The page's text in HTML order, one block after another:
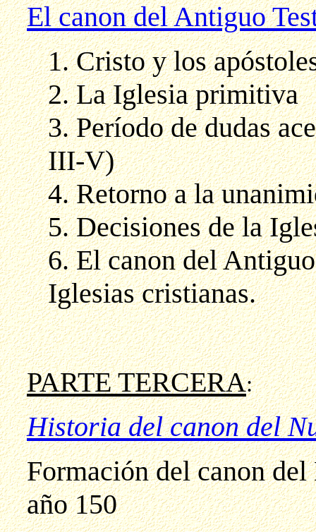
El canon del Antiguo
1. Cristo y los
2. La Iglesia primitiva
3. Período de dudas
III-V)
4. Retorno a la
5. Decisiones de la
6. El canon del
Iglesias cristianas.
PARTE TERCERA:
Historia del canon del
Formación del canon del
año 150